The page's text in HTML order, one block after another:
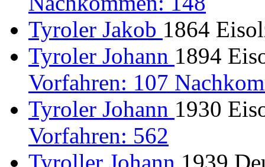
Tyroler Jakob 1864
Tyroler Johann 1894
Vorfahren: 107
Tyroler Johann 1930
Vorfahren: 562
Tyroller Johann 1939